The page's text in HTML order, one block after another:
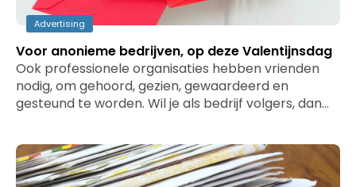
Advertising
Voor anonieme bedrijven, op deze Valentijnsdag
Ook professionele organisaties hebben vrienden
nodig, om gehoord, gezien, gewaardeerd en
gesteund te worden. Wil je als bedrijf volgers, dan…